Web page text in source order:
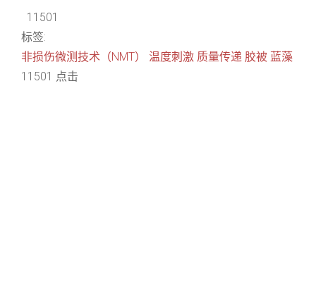
11501
标签:
非损伤微测技术（NMT）
温度刺激 质量传递 胶被 蓝藻
11501 点击